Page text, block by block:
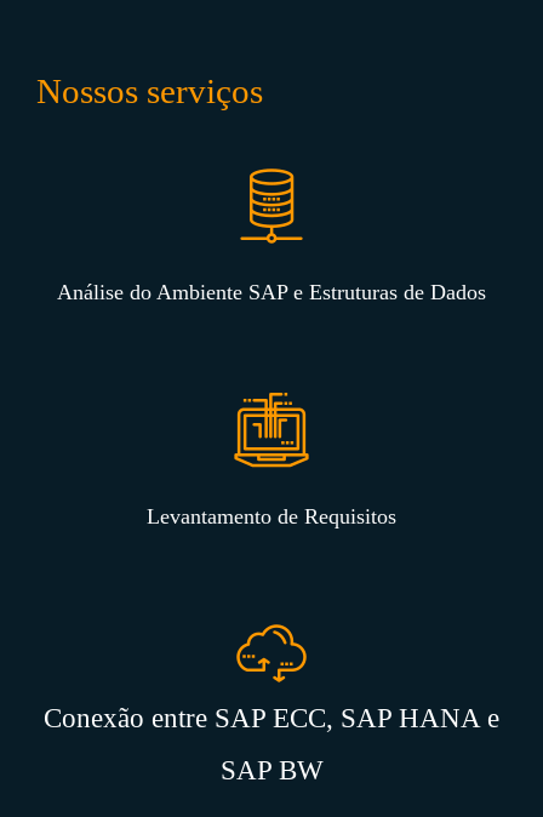
Nossos serviços
Análise do Ambiente SAP e Estruturas de Dados
Levantamento de Requisitos
Conexão entre SAP ECC, SAP HANA e
SAP BW